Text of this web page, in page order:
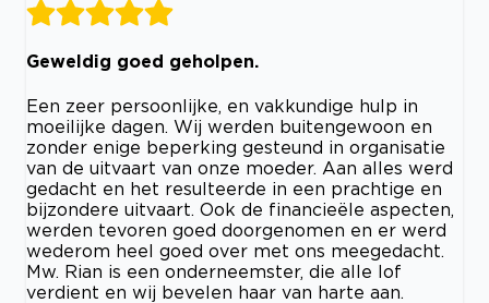
Geweldig goed geholpen.
Een zeer persoonlijke, en vakkundige hulp in
moeilijke dagen. Wij werden buitengewoon en
zonder enige beperking gesteund in organisatie
van de uitvaart van onze moeder. Aan alles werd
gedacht en het resulteerde in een prachtige en
bijzondere uitvaart. Ook de financieële aspecten,
werden tevoren goed doorgenomen en er werd
wederom heel goed over met ons meegedacht.
Mw. Rian is een onderneemster, die alle lof
verdient en wij bevelen haar van harte aan.